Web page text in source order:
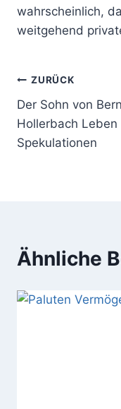
wahrscheinlich,
weitgehend
ZURÜCK
Der Sohn von
Hollerbach Leben
Spekulationen
Ähnliche